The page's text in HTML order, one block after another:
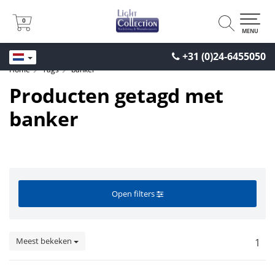
+31 (0)24-6455050
0
0
MENU
Home Tags banker
Producten getagd met
banker
Open filters
Meest bekeken 1